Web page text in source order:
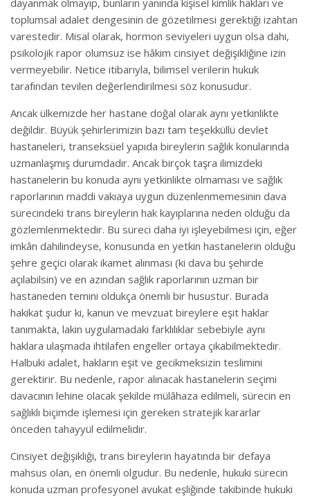
dayanmak olmayıp, bunların yanında kişisel kimlik hakları ve
toplumsal adalet dengesinin de gözetilmesi gerektiği izahtan
varestedir. Misal olarak, hormon seviyeleri uygun olsa dahi,
psikolojik rapor olumsuz ise hâkim cinsiyet değişikliğine izin
vermeyebilir. Netice itibarıyla, bilimsel verilerin hukuk
tarafından tevilen değerlendirilmesi söz konusudur.
Ancak ülkemizde her hastane doğal olarak aynı yetkinlikte
değildir. Büyük şehirlerimizin bazı tam teşekküllü devlet
hastaneleri, transeksüel yapıda bireylerin sağlık konularında
uzmanlaşmış durumdadır. Ancak birçok taşra ilimizdeki
hastanelerin bu konuda aynı yetkinlikte olmaması ve sağlık
raporlarının maddi vakıaya uygun düzenlenmemesinin dava
sürecindeki trans bireylerin hak kayıplarına neden olduğu da
gözlemlenmektedir. Bu süreci daha iyi işleyebilmesi için, eğer
imkân dahilindeyse, konusunda en yetkin hastanelerin olduğu
şehre geçici olarak ikamet alınması (ki dava bu şehirde
açılabilsin) ve en azından sağlık raporlarının uzman bir
hastaneden temini oldukça önemli bir husustur. Burada
hakikat şudur ki, kanun ve mevzuat bireylere eşit haklar
tanımakta, lakin uygulamadaki farklılıklar sebebiyle aynı
haklara ulaşmada ihtilafen engeller ortaya çıkabilmektedir.
Halbuki adalet, hakların eşit ve gecikmeksizin teslimini
gerektirir. Bu nedenle, rapor alınacak hastanelerin seçimi
davacının lehine olacak şekilde mülâhaza edilmeli, sürecin en
sağlıklı biçimde işlemesi için gereken stratejik kararlar
önceden tahayyül edilmelidir.
Cinsiyet değişikliği, trans bireylerin hayatında bir defaya
mahsus olan, en önemli olgudur. Bu nedenle, hukuki sürecin
konuda uzman profesyonel avukat eşliğinde takibinde hukuki